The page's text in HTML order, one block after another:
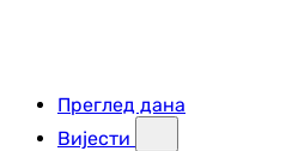
Преглед дана
Вијести